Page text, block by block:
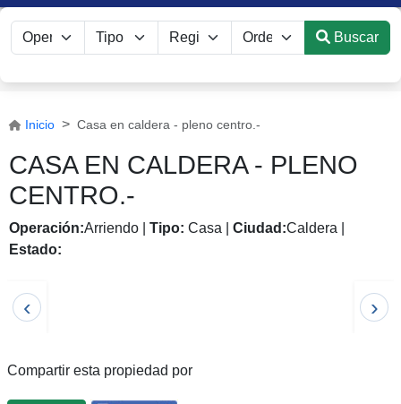
Buscar
Inicio Casa en caldera - pleno centro.-
CASA EN CALDERA - PLENO
CENTRO.-
Operación:Arriendo Tipo: Casa Ciudad:Caldera
Estado:
‹ ›
Compartir esta propiedad por